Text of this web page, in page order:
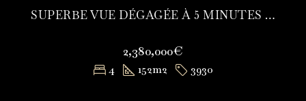
SUPERBE VUE DÉGAGÉE À 5 MINUTES DE SAINT-TROPEZ
2,380,000€
4 152m2 3930